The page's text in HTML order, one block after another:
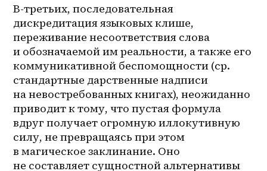
В-третьих, последовательная
дискредитация языковых клише,
переживание несоответствия слова
и обозначаемой им реальности, а также его
коммуникативной беспомощности (ср.
стандартные дарственные надписи
на невостребованных книгах), неожиданно
приводит к тому, что пустая формула
вдруг получает огромную иллокутивную
силу, не превращаясь при этом
в магическое заклинание. Оно
не составляет сущностной альтернативы